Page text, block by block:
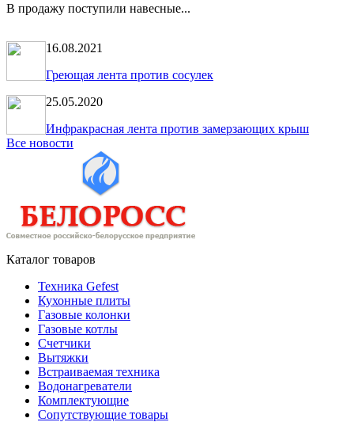
В продажу поступили навесные...
16.08.2021
Греющая лента против сосулек
25.05.2020
Инфракрасная лента против замерзающих крыш
Все новости
Каталог товаров
Техника Gefest
Кухонные плиты
Газовые колонки
Газовые котлы
Счетчики
Вытяжки
Встраиваемая техника
Водонагреватели
Комплектующие
Сопутствующие товары